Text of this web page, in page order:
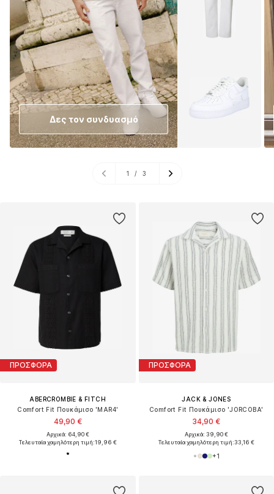
ΠΡΟΣΦΟΡΑ
ABERCROMBIE & FITCH
Comfort Fit Πουκάμισο 'MAR4'
49,90 €
Αρχικά: 64,90 €
Τελευταία χαμηλότερη τιμή:19,96 €
ΠΡΟΣΦΟΡΑ
JACK & JONES
Comfort Fit Πουκάμισο 'JORCOBA'
34,90 €
Αρχικά: 39,90 €
Τελευταία χαμηλότερη τιμή:33,16 €
+1
Δες τον συνδυασμό
1 / 3